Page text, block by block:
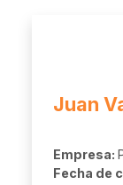
Juan
Empresa:
Fecha de